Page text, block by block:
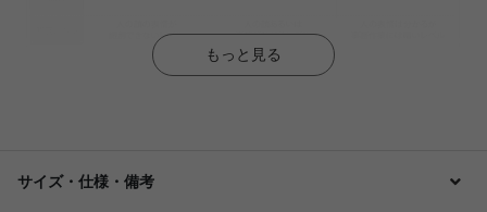
もっと見る
サイズ・仕様・備考